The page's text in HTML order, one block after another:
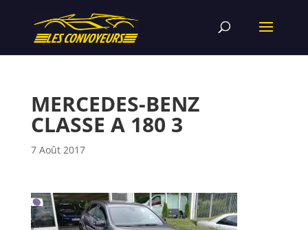
MERCEDES-BENZ
CLASSE A 180 3
7 Août 2017